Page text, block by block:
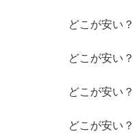
どこが安い
どこが安い
どこが安い
どこが安い